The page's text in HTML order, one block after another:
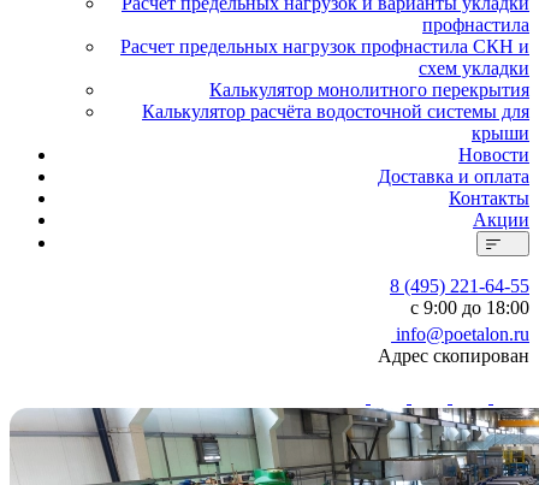
профнастила
Расчет предельных нагрузок профнастила СКН и
схем укладки
Калькулятор монолитного перекрытия
Калькулятор расчёта водосточной системы для
крыши
Новости
Доставка и оплата
Контакты
Акции
8 (495) 221-64-55
с 9:00 до 18:00
info@poetalon.ru
Адрес скопирован